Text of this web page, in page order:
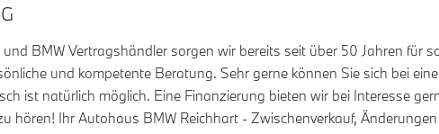
BMW Vertragshändler sorgen wir bereits seit über 50 Jahren für
und kompetente Beratung. Sehr gerne können Sie sich bei
ist natürlich möglich. Eine Finanzierung bieten wir bei Interesse
hören! Ihr Autohaus BMW Reichhart - Zwischenverkauf,